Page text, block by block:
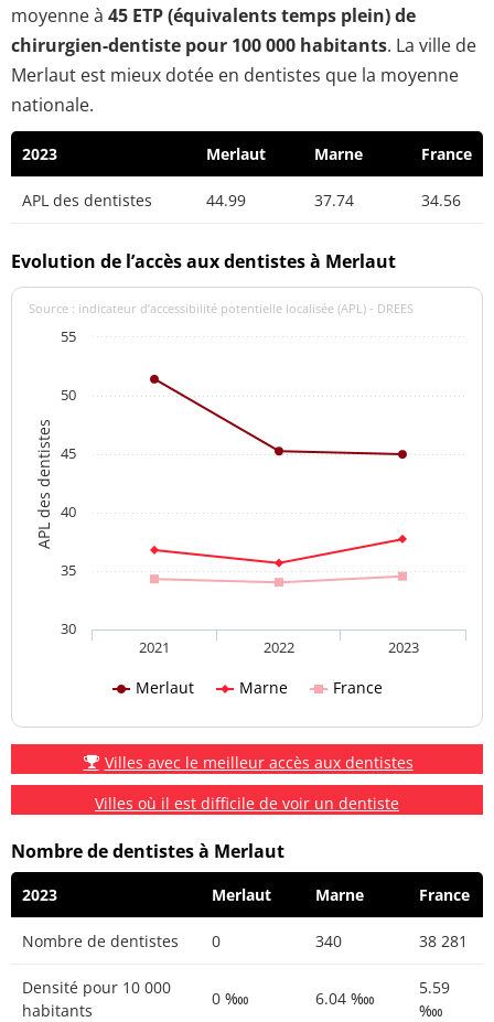
moyenne à 45 ETP (équivalents temps plein) de
chirurgien-dentiste pour 100 000 habitants. La ville de
Merlaut est mieux dotée en dentistes que la moyenne
nationale.
2023 Merlaut Marne France
APL des dentistes 44.99 37.74 34.56
Evolution de l’accès aux dentistes à Merlaut
APL des dentistes
Source : indicateur d’accessibilité potentielle localisée (APL) - DREES
Merlaut Marne France
2021 2022 2023
30
35
40
45
50
55
Villes avec le meilleur accès aux dentistes
Villes où il est difficile de voir un dentiste
Nombre de dentistes à Merlaut
2023 Merlaut Marne France
Nombre de dentistes 0 340 38 281
Densité pour 10 000
habitants
0 ‱ 6.04 ‱
5.59
‱